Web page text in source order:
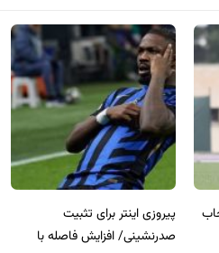
کامبک ناکام منچستریونایتد/
توقف سیتی و شکست چلسی